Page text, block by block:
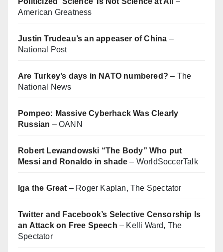
American Greatness
Justin Trudeau’s an appeaser of China –
National Post
Are Turkey’s days in NATO numbered? – The
National News
Pompeo: Massive Cyberhack Was Clearly
Russian – OANN
Robert Lewandowski “The Body” Who put
Messi and Ronaldo in shade – WorldSoccerTalk
Iga the Great – Roger Kaplan, The Spectator
Twitter and Facebook’s Selective Censorship Is
an Attack on Free Speech – Kelli Ward, The
Spectator